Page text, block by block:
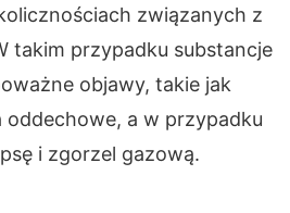
związanych z
takim przypadku substancje
objawy, takie jak
oddechowe, a w przypadku
i zgorzel gazową.